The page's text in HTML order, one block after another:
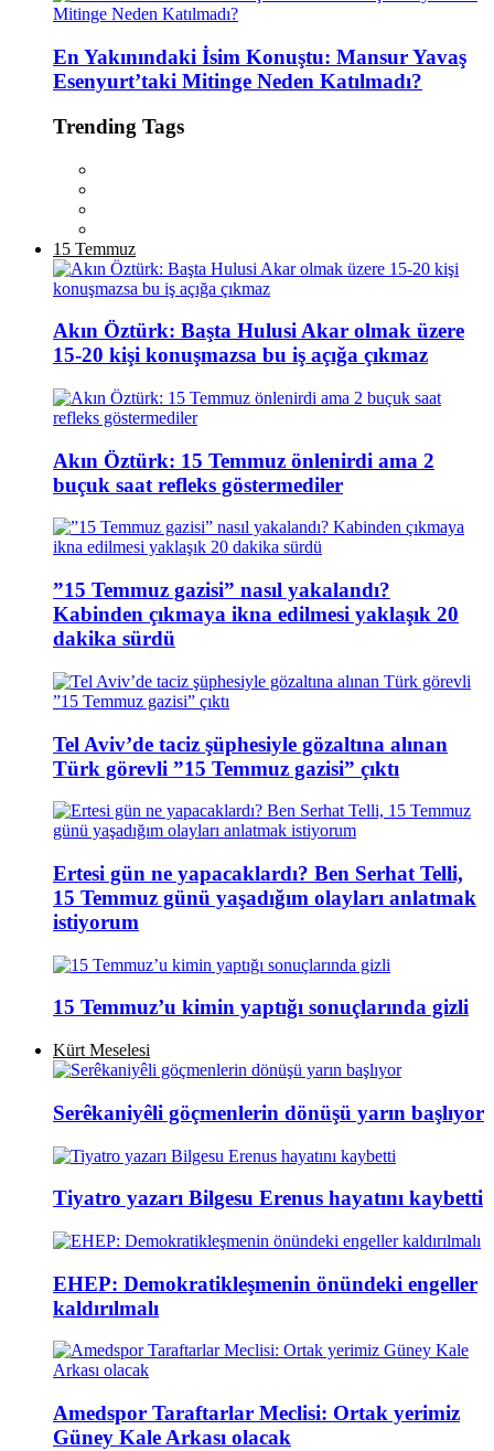
En Yakınındaki İsim Konuştu: Mansur Yavaş
Esenyurt’taki Mitinge Neden Katılmadı?
Trending Tags
15 Temmuz
Akın Öztürk: Başta Hulusi Akar olmak üzere
15-20 kişi konuşmazsa bu iş açığa çıkmaz
Akın Öztürk: 15 Temmuz önlenirdi ama 2
buçuk saat refleks göstermediler
”15 Temmuz gazisi” nasıl yakalandı?
Kabinden çıkmaya ikna edilmesi yaklaşık 20
dakika sürdü
Tel Aviv’de taciz şüphesiyle gözaltına alınan
Türk görevli ”15 Temmuz gazisi” çıktı
Ertesi gün ne yapacaklardı? Ben Serhat Telli,
15 Temmuz günü yaşadığım olayları anlatmak
istiyorum
15 Temmuz’u kimin yaptığı sonuçlarında gizli
Kürt Meselesi
Serêkaniyêli göçmenlerin dönüşü yarın başlıyor
Tiyatro yazarı Bilgesu Erenus hayatını kaybetti
EHEP: Demokratikleşmenin önündeki engeller
kaldırılmalı
Amedspor Taraftarlar Meclisi: Ortak yerimiz
Güney Kale Arkası olacak